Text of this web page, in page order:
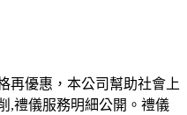
再優惠，本公司幫助社會上
,禮儀服務明細公開。禮儀